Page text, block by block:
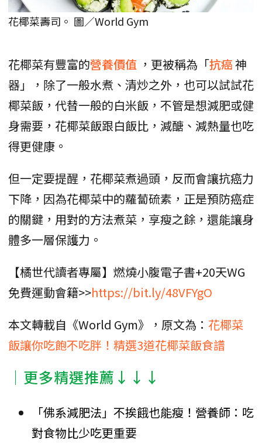
花椰菜壽司。 圖／World Gym
花椰菜有豐富的營養價值 ，更被稱為「抗癌神
器」，除了一般水煮、清炒之外，也可以試試花
椰菜飯，代替一般的白米飯，不管是想減肥或健
身需要，花椰菜飯跟白飯比，減醣、減熱量也吃
得更健康。
但一定要提醒，花椰菜煮過頭，反而會讓抗癌力
下降，因為花椰菜中的蘿蔔硫素，正是預防癌症
的關鍵，用對的方法煮菜，享瘦之餘，還能讓身
體多一層保護力。
【橘世代讀者專屬】燃燒小腹電子書+20天WG
免費運動會籍>>https://bit.ly/48VFYgO
本文轉載自《World Gym》，原文為： 花椰菜
飯讓你吃飽不吃胖！精選3道花椰菜飯食譜
│更多精選推薦↓↓↓
「佛系減肥法」不挨餓也能瘦！營養師：吃
對食物比少吃更重要